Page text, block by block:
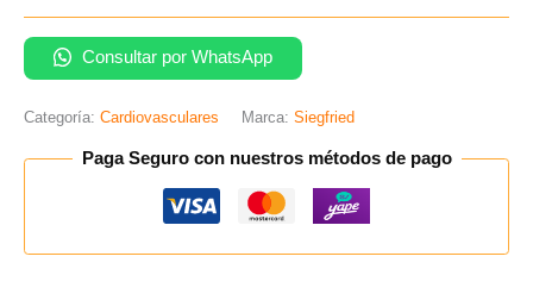
Consultar por WhatsApp
Categoría: Cardiovasculares Marca: Siegfried
Paga Seguro con nuestros métodos de pago